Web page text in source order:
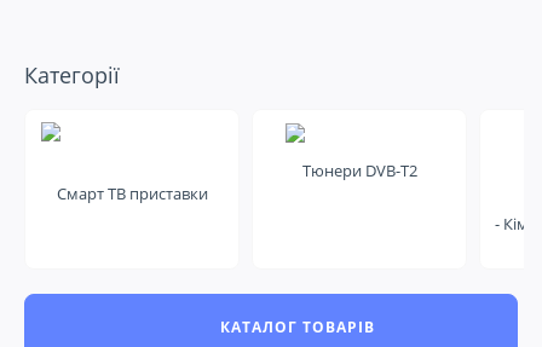
Категорії
Смарт ТВ приставки
Тюнери DVB-T2
-
КАТАЛОГ ТОВАРІВ